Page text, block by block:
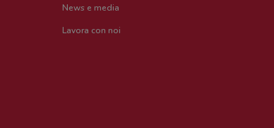
News e media
Lavora con noi